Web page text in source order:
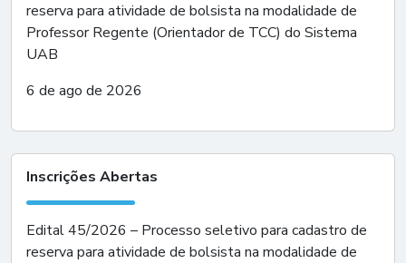
reserva para atividade de bolsista na modalidade de
Professor Regente (Orientador de TCC) do Sistema
UAB
6 de ago de 2026
Inscrições Abertas
Edital 45/2026 – Processo seletivo para cadastro de
reserva para atividade de bolsista na modalidade de